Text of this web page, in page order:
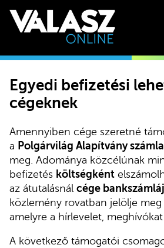
Egyedi befizetési
cégeknek
Amennyiben cége szeretné
a Polgárvilág Alapítvány
meg. Adománya közcélúnak
befizetés költségként
az átutalásnál cége
közlemény rovatban jelölje meg
amelyre a hírlevelet, meghívókat
A következő támogatói